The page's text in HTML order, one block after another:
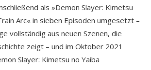
als »Demon Slayer: Kimetsu
Arc« in sieben Episoden umgesetzt –
vollständig aus neuen Szenen, die
zeigt – und im Oktober 2021
Slayer: Kimetsu no Yaiba